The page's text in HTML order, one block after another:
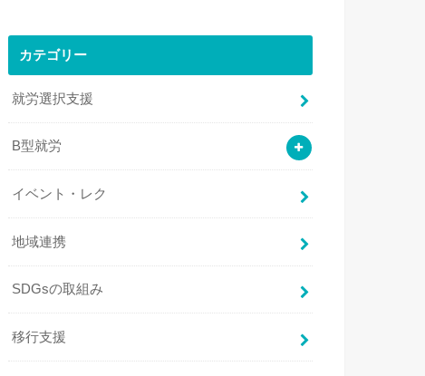
カテゴリー
就労選択支援
B型就労
イベント・レク
地域連携
SDGsの取組み
移行支援